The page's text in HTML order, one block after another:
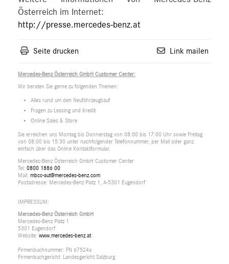
Österreich im Internet:
http://presse.mercedes-benz.at
Seite drucken Link mailen
Mercedes-Benz Österreich GmbH Customer Center:
Wir beraten Sie gerne zu folgenden Themen:
Alles rund um den Neufahrzeugkauf
Fragen zu Leasing und Kredit
Online Sales & Store
Sie erreichen uns Montag bis Donnerstag von 08:00 bis 17:00 Uhr sowie Freitag
von 08:00 bis 15:30 unter nachfolgender Telefonnummer, per Mail oder ganz
einfach über das Online Kontaktformular.
Mercedes-Benz Österreich GmbH Customer Center
Tel: 0800 1886 00
Mail: mbcc-aut@mercedes-benz.com
Postadresse: Mercedes-Benz Platz 1, A-5301 Eugendorf
IMPRESSUM:
Mercedes-Benz Österreich GmbH
Mercedes-Benz Platz 1
5301 Eugendorf
Website: www.mercedes-benz.at
Firmenbuchnummer: FN 67524a
Firmenbuchgericht: Landesgericht Salzburg